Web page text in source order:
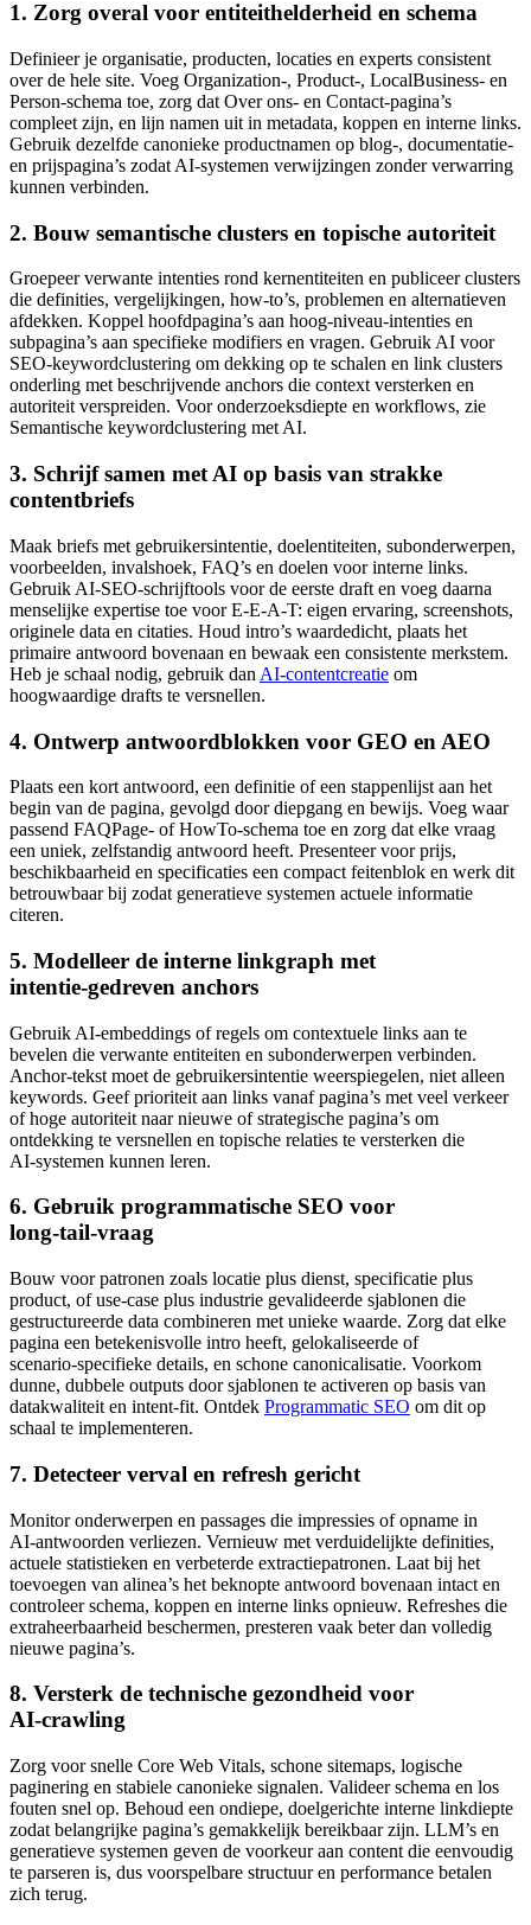
1. Zorg overal voor entiteithelderheid en schema
Definieer je organisatie, producten, locaties en experts consistent
over de hele site. Voeg Organization-, Product-, LocalBusiness- en
Person‑schema toe, zorg dat Over ons‑ en Contact‑pagina’s
compleet zijn, en lijn namen uit in metadata, koppen en interne links.
Gebruik dezelfde canonieke productnamen op blog-, documentatie‑
en prijspagina’s zodat AI‑systemen verwijzingen zonder verwarring
kunnen verbinden.
2. Bouw semantische clusters en topische autoriteit
Groepeer verwante intenties rond kernentiteiten en publiceer clusters
die definities, vergelijkingen, how‑to’s, problemen en alternatieven
afdekken. Koppel hoofdpagina’s aan hoog‑niveau‑intenties en
subpagina’s aan specifieke modifiers en vragen. Gebruik AI voor
SEO‑keywordclustering om dekking op te schalen en link clusters
onderling met beschrijvende anchors die context versterken en
autoriteit verspreiden. Voor onderzoeksdiepte en workflows, zie
Semantische keywordclustering met AI.
3. Schrijf samen met AI op basis van strakke
contentbriefs
Maak briefs met gebruikersintentie, doelentiteiten, subonderwerpen,
voorbeelden, invalshoek, FAQ’s en doelen voor interne links.
Gebruik AI‑SEO‑schrijftools voor de eerste draft en voeg daarna
menselijke expertise toe voor E‑E‑A‑T: eigen ervaring, screenshots,
originele data en citaties. Houd intro’s waardedicht, plaats het
primaire antwoord bovenaan en bewaak een consistente merkstem.
Heb je schaal nodig, gebruik dan AI‑contentcreatie om
hoogwaardige drafts te versnellen.
4. Ontwerp antwoordblokken voor GEO en AEO
Plaats een kort antwoord, een definitie of een stappenlijst aan het
begin van de pagina, gevolgd door diepgang en bewijs. Voeg waar
passend FAQPage‑ of HowTo‑schema toe en zorg dat elke vraag
een uniek, zelfstandig antwoord heeft. Presenteer voor prijs,
beschikbaarheid en specificaties een compact feitenblok en werk dit
betrouwbaar bij zodat generatieve systemen actuele informatie
citeren.
5. Modelleer de interne linkgraph met
intentie‑gedreven anchors
Gebruik AI‑embeddings of regels om contextuele links aan te
bevelen die verwante entiteiten en subonderwerpen verbinden.
Anchor‑tekst moet de gebruikersintentie weerspiegelen, niet alleen
keywords. Geef prioriteit aan links vanaf pagina’s met veel verkeer
of hoge autoriteit naar nieuwe of strategische pagina’s om
ontdekking te versnellen en topische relaties te versterken die
AI‑systemen kunnen leren.
6. Gebruik programmatische SEO voor
long‑tail‑vraag
Bouw voor patronen zoals locatie plus dienst, specificatie plus
product, of use‑case plus industrie gevalideerde sjablonen die
gestructureerde data combineren met unieke waarde. Zorg dat elke
pagina een betekenisvolle intro heeft, gelokaliseerde of
scenario‑specifieke details, en schone canonicalisatie. Voorkom
dunne, dubbele outputs door sjablonen te activeren op basis van
datakwaliteit en intent‑fit. Ontdek Programmatic SEO om dit op
schaal te implementeren.
7. Detecteer verval en refresh gericht
Monitor onderwerpen en passages die impressies of opname in
AI‑antwoorden verliezen. Vernieuw met verduidelijkte definities,
actuele statistieken en verbeterde extractiepatronen. Laat bij het
toevoegen van alinea’s het beknopte antwoord bovenaan intact en
controleer schema, koppen en interne links opnieuw. Refreshes die
extraheerbaarheid beschermen, presteren vaak beter dan volledig
nieuwe pagina’s.
8. Versterk de technische gezondheid voor
AI‑crawling
Zorg voor snelle Core Web Vitals, schone sitemaps, logische
paginering en stabiele canonieke signalen. Valideer schema en los
fouten snel op. Behoud een ondiepe, doelgerichte interne linkdiepte
zodat belangrijke pagina’s gemakkelijk bereikbaar zijn. LLM’s en
generatieve systemen geven de voorkeur aan content die eenvoudig
te parseren is, dus voorspelbare structuur en performance betalen
zich terug.